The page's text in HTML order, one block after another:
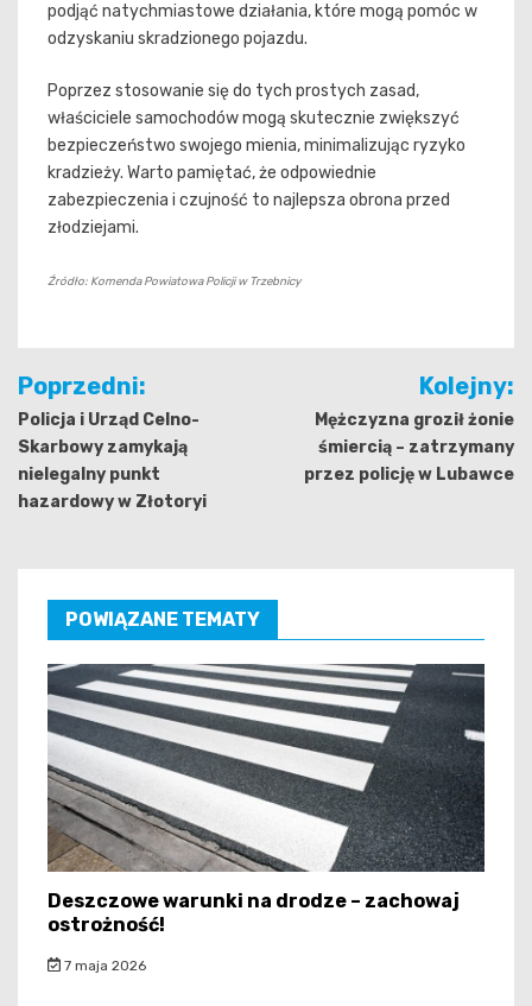
podjąć natychmiastowe działania, które mogą pomóc w
odzyskaniu skradzionego pojazdu.
Poprzez stosowanie się do tych prostych zasad,
właściciele samochodów mogą skutecznie zwiększyć
bezpieczeństwo swojego mienia, minimalizując ryzyko
kradzieży. Warto pamiętać, że odpowiednie
zabezpieczenia i czujność to najlepsza obrona przed
złodziejami.
Źródło: Komenda Powiatowa Policji w Trzebnicy
Nawigacja
wpisu
Poprzedni:
Policja i Urząd Celno-
Skarbowy zamykają
nielegalny punkt
hazardowy w Złotoryi
Kolejny:
Mężczyzna groził żonie
śmiercią – zatrzymany
przez policję w Lubawce
POWIĄZANE TEMATY
Deszczowe warunki na drodze – zachowaj
ostrożność!
7 maja 2026